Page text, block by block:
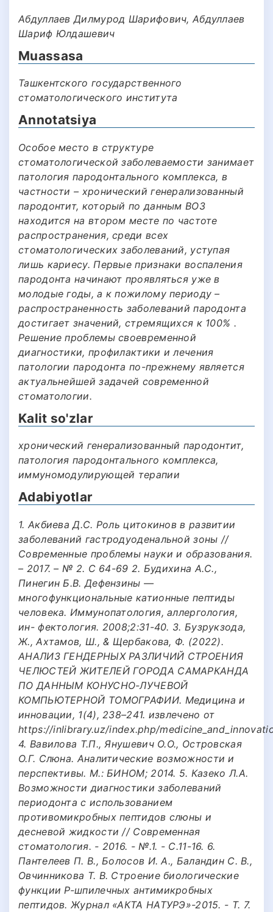
Абдуллаев Дилмурод Шарифович, Абдуллаев
Шариф Юлдашевич
Muassasa
Ташкентского государственного
стоматологического института
Annotatsiya
Особое место в структуре
стоматологической заболеваемости занимает
патология пародонтального комплекса, в
частности – хронический генерализованный
пародонтит, который по данным ВОЗ
находится на втором месте по частоте
распространения, среди всех
стоматологических заболеваний, уступая
лишь кариесу. Первые признаки воспаления
пародонта начинают проявляться уже в
молодые годы, а к пожилому периоду –
распространенность заболеваний пародонта
достигает значений, стремящихся к 100% .
Решение проблемы своевременной
диагностики, профилактики и лечения
патологии пародонта по-прежнему является
актуальнейшей задачей современной
стоматологии.
Kalit so'zlar
хронический генерализованный пародонтит,
патология пародонтального комплекса,
иммуномодулирующей терапии
Adabiyotlar
1. Акбиева Д.С. Роль цитокинов в развитии
заболеваний гастродуоденальной зоны //
Современные проблемы науки и образования.
– 2017. – № 2. С 64-69 2. Будихина A.C.,
Пинегин Б.В. Дефензины —
многофункциональные катионные пептиды
человека. Иммунопатология, аллергология,
ин- фектология. 2008;2:31-40. 3. Бузрукзода,
Ж., Ахтамов, Ш., & Щербакова, Ф. (2022).
АНАЛИЗ ГЕНДЕРНЫХ РАЗЛИЧИЙ СТРОЕНИЯ
ЧЕЛЮСТЕЙ ЖИТЕЛЕЙ ГОРОДА САМАРКАНДА
ПО ДАННЫМ КОНУСНО-ЛУЧЕВОЙ
КОМПЬЮТЕРНОЙ ТОМОГРАФИИ. Медицина и
инновации, 1(4), 238–241. извлечено от
https://inlibrary.uz/index.php/
4. Вавилова Т.П., Янушевич О.О., Островская
О.Г. Слюна. Аналитические возможности и
перспективы. М.: БИНОМ; 2014. 5. Казеко Л.А.
Возможности диагностики заболеваний
периодонта с использованием
противомикробных пептидов слюны и
десневой жидкости // Современная
стоматология. - 2016. - №.1. - С.11-16. 6.
Пантелеев П. В., Болосов И. А., Баландин С. В.,
Овчинникова Т. В. Строение биологические
функции Р-шпилечных антимикробных
пептидов. Журнал «АКТА НАТУРЭ»-2015. - Т. 7.